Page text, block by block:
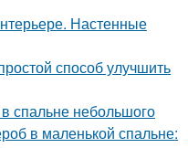
Настенные
способ улучшить
спальне небольшого
в маленькой спальне: